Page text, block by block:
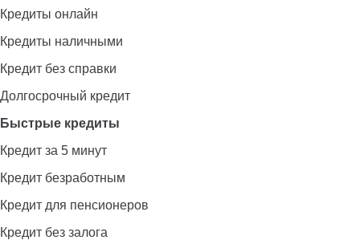
Кредиты онлайн
Кредиты наличными
Кредит без справки
Долгосрочный кредит
Быстрые кредиты
Кредит за 5 минут
Кредит безработным
Кредит для пенсионеров
Кредит без залога